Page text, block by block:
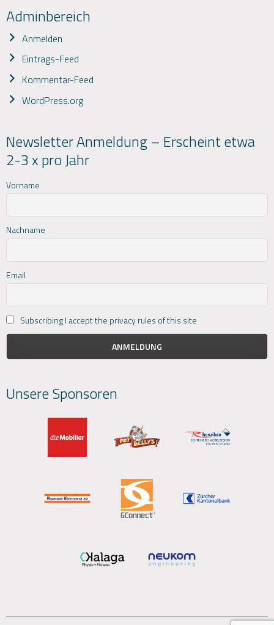
Adminbereich
Anmelden
Eintrags-Feed
Kommentar-Feed
WordPress.org
Newsletter Anmeldung – Erscheint etwa
2-3 x pro Jahr
Vorname
Nachname
Email
Subscribing I accept the privacy rules of this site
Unsere Sponsoren